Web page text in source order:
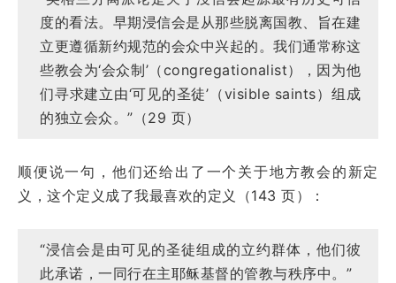
度的看法。早期浸信会是从那些脱离国教、旨在建
立更遵循新约规范的会众中兴起的。我们通常称这
些教会为‘会众制’（congregationalist），因为他
们寻求建立由‘可见的圣徒’（visible saints）组成
的独立会众。”（29 页）
顺便说一句，他们还给出了一个关于地方教会的新定
义，这个定义成了我最喜欢的定义（143 页）：
“浸信会是由可见的圣徒组成的立约群体，他们彼
此承诺，一同行在主耶稣基督的管教与秩序中。”